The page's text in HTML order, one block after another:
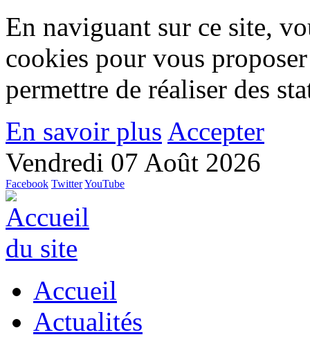
En naviguant sur ce site,
cookies pour vous
permettre de réaliser des
En savoir plus Accepter
Vendredi 07 Août 2026
Facebook TwitterYouTube
Accueil
Actualités